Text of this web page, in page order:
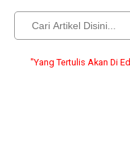
Akan Di Editi, Yang Ter